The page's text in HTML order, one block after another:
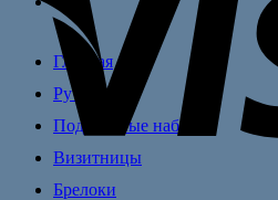
Главная
Ручки
Подарочные наборы
Визитницы
Брелоки